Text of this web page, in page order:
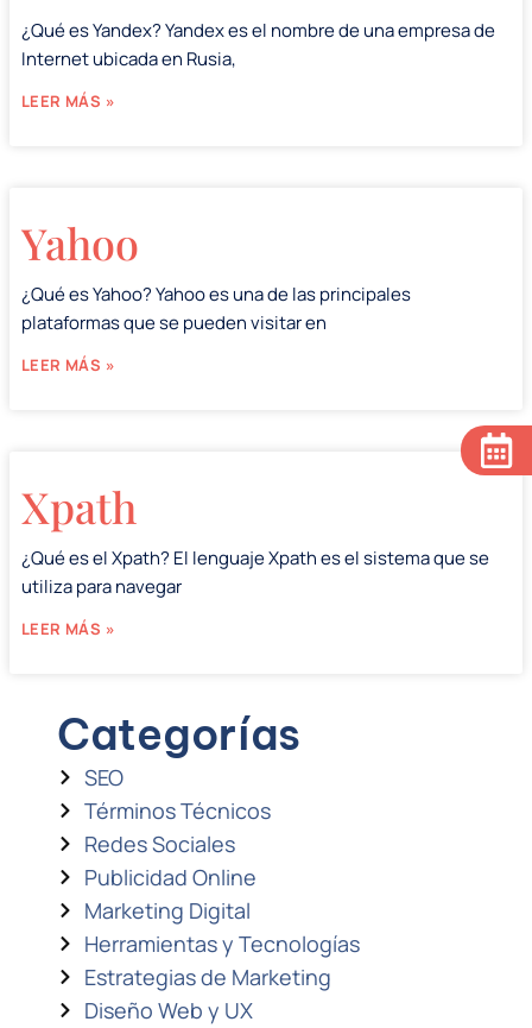
¿Qué es Yandex? Yandex es el nombre de una empresa de
Internet ubicada en Rusia,
LEER MÁS »
Yahoo
¿Qué es Yahoo? Yahoo es una de las principales
plataformas que se pueden visitar en
LEER MÁS »
Xpath
¿Qué es el Xpath? El lenguaje Xpath es el sistema que se
utiliza para navegar
LEER MÁS »
Categorías
SEO
Términos Técnicos
Redes Sociales
Publicidad Online
Marketing Digital
Herramientas y Tecnologías
Estrategias de Marketing
Diseño Web y UX